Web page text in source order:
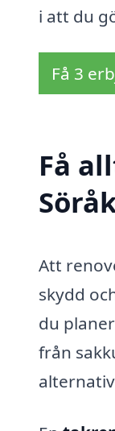
i att du
Få 3
Få
Att
skydd
du
från